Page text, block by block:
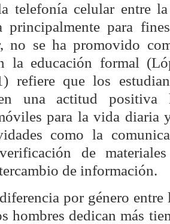
telefonía celular entre
principalmente para
no se ha promovido
la educación formal
refiere que los
una actitud
para la vida diaria
como la
de
de información.
por género
hombres dedican más